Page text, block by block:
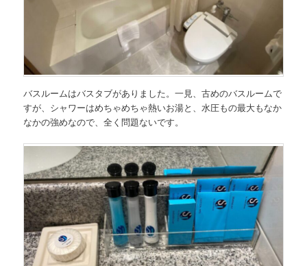
バスルームはバスタブがありました。一見、古めのバスルームで
すが、シャワーはめちゃめちゃ熱いお湯と、水圧もの最大もなか
なかの強めなので、全く問題ないです。